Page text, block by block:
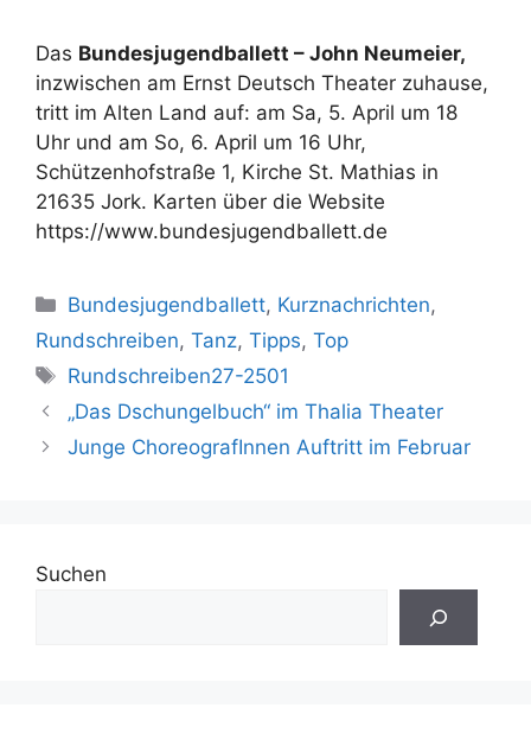
Das Bundesjugendballett – John Neumeier,
inzwischen am Ernst Deutsch Theater zuhause,
tritt im Alten Land auf: am Sa, 5. April um 18
Uhr und am So, 6. April um 16 Uhr,
Schützenhofstraße 1, Kirche St. Mathias in
21635 Jork. Karten über die Website
https://www.bundesjugendballett.de
Kategorien
Bundesjugendballett, Kurznachrichten,
Rundschreiben, Tanz, Tipps, Top
Schlagwörter
Rundschreiben27-2501
„Das Dschungelbuch“ im Thalia Theater
Junge ChoreografInnen Auftritt im Februar
Suchen